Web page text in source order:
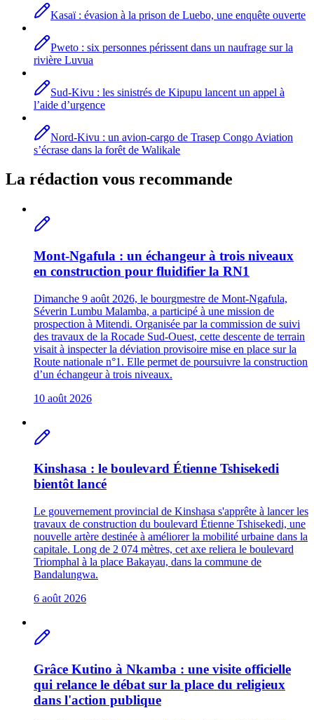
Kasaï : évasion à la prison de Luebo, une enquête ouverte
Pweto : six personnes périssent dans un naufrage sur la
rivière Luvua
Sud-Kivu : les sinistrés de Kipupu lancent un appel à
l’aide d’urgence
Nord-Kivu : un avion-cargo de Trasep Congo Aviation
s’écrase dans la forêt de Walikale
La rédaction vous recommande
Mont-Ngafula : un échangeur à trois niveaux
en construction pour fluidifier la RN1
Dimanche 9 août 2026, le bourgmestre de Mont-Ngafula,
Séverin Lumbu Malamba, a participé à une mission de
prospection à Mitendi. Organisée par la commission de suivi
des travaux de la Rocade Sud-Ouest, cette descente de terrain
visait à inspecter la déviation provisoire mise en place sur la
Route nationale n°1. Elle permet de poursuivre la construction
d’un échangeur à trois niveaux.
10 août 2026
Kinshasa : le boulevard Étienne Tshisekedi
bientôt lancé
Le gouvernement provincial de Kinshasa s'apprête à lancer les
travaux de construction du boulevard Étienne Tshisekedi, une
nouvelle artère destinée à améliorer la mobilité urbaine dans la
capitale. Long de 2 074 mètres, cet axe reliera le boulevard
Triomphal à la place Bakayau, dans la commune de
Bandalungwa.
6 août 2026
Grâce Kutino à Nkamba : une visite officielle
qui relance le débat sur la place du religieux
dans l'action publique